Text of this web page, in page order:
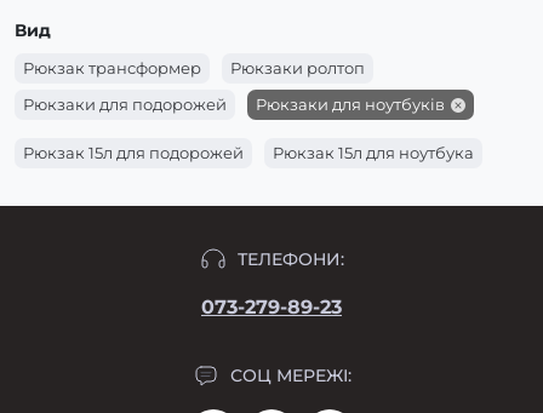
Вид
Рюкзак трансформер
Рюкзаки ролтоп
Рюкзаки для подорожей
Рюкзаки для ноутбуків
Рюкзак 15л для подорожей Рюкзак 15л для ноутбука
ТЕЛЕФОНИ:
073-279-89-23
СОЦ МЕРЕЖІ: